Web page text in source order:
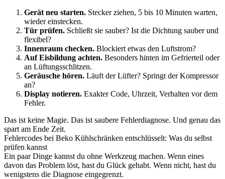
Gerät neu starten. Stecker ziehen, 5 bis 10 Minuten warten,
wieder einstecken.
Tür prüfen. Schließt sie sauber? Ist die Dichtung sauber und
flexibel?
Innenraum checken. Blockiert etwas den Luftstrom?
Auf Eisbildung achten. Besonders hinten im Gefrierteil oder
an Lüftungsschlitzen.
Geräusche hören. Läuft der Lüfter? Springt der Kompressor
an?
Display notieren. Exakter Code, Uhrzeit, Verhalten vor dem
Fehler.
Das ist keine Magie. Das ist saubere Fehlerdiagnose. Und genau das
spart am Ende Zeit.
Fehlercodes bei Beko Kühlschränken entschlüsselt: Was du selbst
prüfen kannst
Ein paar Dinge kannst du ohne Werkzeug machen. Wenn eines
davon das Problem löst, hast du Glück gehabt. Wenn nicht, hast du
wenigstens die Diagnose eingegrenzt.